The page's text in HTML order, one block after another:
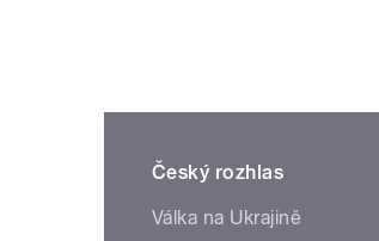
Český rozhlas
Válka na Ukrajině